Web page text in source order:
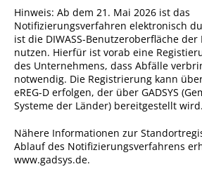
Fachstelle
Aushang-
Öffentliche
Hinweis: Ab dem 21. Mai 2026 ist das
Notifizierungsverfahren elektronisch
ist die DIWASS-Benutzeroberfläche der
nutzen. Hierfür ist vorab eine
des Unternehmens, dass Abfälle
notwendig. Die Registrierung kann
eREG-D erfolgen, der über GADSYS
Systeme der Länder) bereitgestellt wird.
Nähere Informationen zur
Ablauf des Notifizierungsverfahrens
www.gadsys.de.